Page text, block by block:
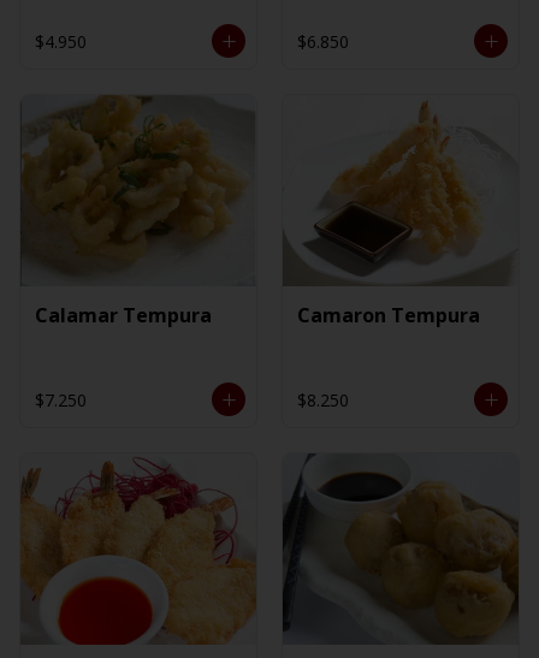
$4.950 $6.850
Calamar Tempura
$7.250
Camaron Tempura
$8.250